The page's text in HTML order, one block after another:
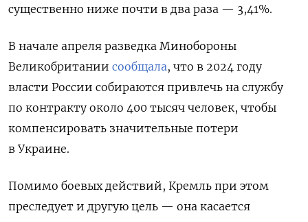
существенно ниже почти в два раза — 3,41%.
В начале апреля разведка Минобороны
Великобритании сообщала, что в 2024 году
власти России собираются привлечь на службу
по контракту около 400 тысяч человек, чтобы
компенсировать значительные потери
в Украине.
Помимо боевых действий, Кремль при этом
преследует и другую цель — она касается